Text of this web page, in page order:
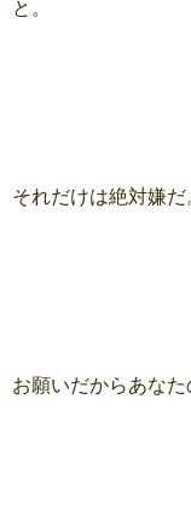
と。
それだけは絶対嫌だ
お願いだからあなた